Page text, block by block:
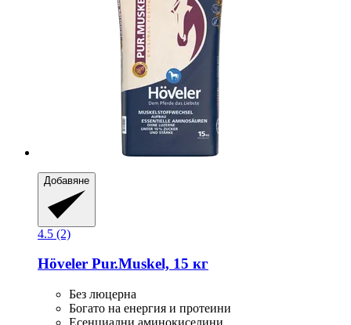
Добавяне
4.5 (2)
Höveler Pur.Muskel, 15 кг
Без люцерна
Богато на енергия и протеини
Есенциални аминокиселини